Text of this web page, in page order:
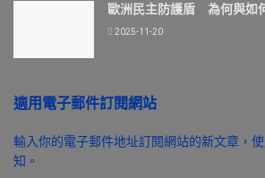
歐洲民主防護盾 為何與如
2025-11-20
適用電子郵件訂閱網站
輸入你的電子郵件地址訂閱網站的新文章，
知。